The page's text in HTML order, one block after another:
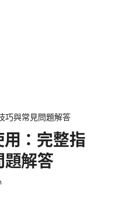
巧與常見問題解答
：完整指
題解答